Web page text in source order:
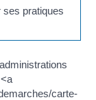
pratiques
carte-